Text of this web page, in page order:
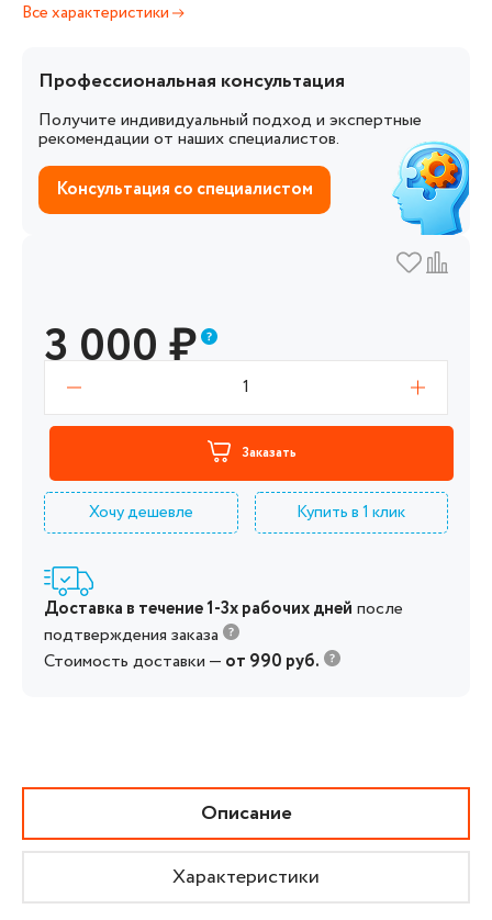
Все характеристики
Профессиональная консультация
Получите индивидуальный подход и экспертные
рекомендации от наших специалистов.
Консультация со специалистом
3 000₽
1
Заказать
Хочу дешевле Купить в 1 клик
Доставка в течение 1-3х рабочих дней после
подтверждения заказа
Стоимость доставки — от 990 руб.
Описание
Характеристики